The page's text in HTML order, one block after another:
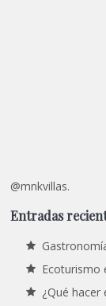
@mnkvillas.
Entradas
Ecoturismo
¿Qué hacer